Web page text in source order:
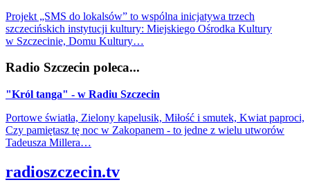
Projekt „SMS do lokalsów” to wspólna inicjatywa trzech
szczecińskich instytucji kultury: Miejskiego Ośrodka Kultury
w Szczecinie, Domu Kultury…
Radio Szczecin poleca...
"Król tanga" - w Radiu Szczecin
Portowe światła, Zielony kapelusik, Miłość i smutek, Kwiat paproci,
Czy pamiętasz tę noc w Zakopanem - to jedne z wielu utworów
Tadeusza Millera…
radioszczecin.tv